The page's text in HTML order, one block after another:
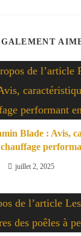
Blade : Avis,
juillet 2, 2025